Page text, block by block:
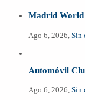
Madrid World
Ago 6, 2026, Sin
Automóvil
Ago 6, 2026, Sin